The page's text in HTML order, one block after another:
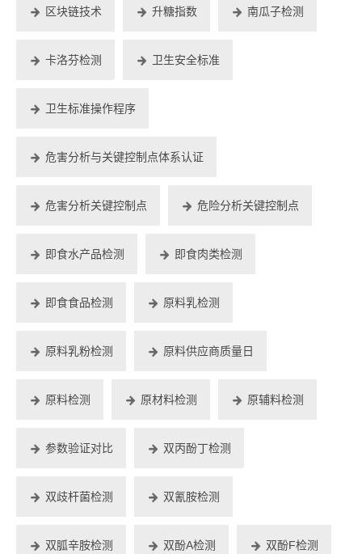
区块链技术 升糖指数 南瓜子检测
卡洛芬检测 卫生安全标准
卫生标准操作程序
危害分析与关键控制点体系认证
危害分析关键控制点 危险分析关键控制点
即食水产品检测 即食肉类检测
即食食品检测 原料乳检测
原料乳粉检测 原料供应商质量日
原料检测 原材料检测 原辅料检测
参数验证对比 双丙酚丁检测
双歧杆菌检测 双氰胺检测
双胍辛胺检测 双酚A检测 双酚F检测